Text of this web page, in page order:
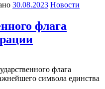
30.08.2023 Новости
флага
флага
символа единства